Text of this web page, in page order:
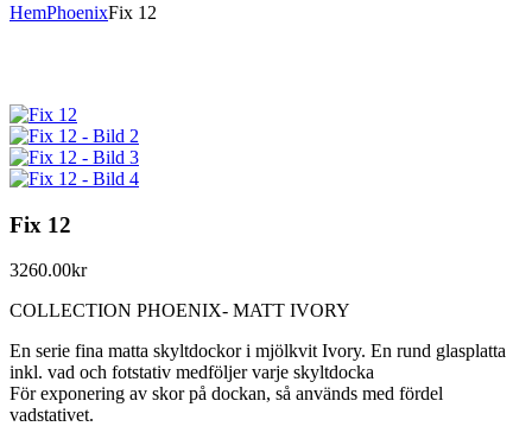
HemPhoenixFix 12
Fix 12
3260.00kr
COLLECTION PHOENIX- MATT IVORY
En serie fina matta skyltdockor i mjölkvit Ivory. En rund glasplatta
inkl. vad och fotstativ medföljer varje skyltdocka
För exponering av skor på dockan, så används med fördel
vadstativet.